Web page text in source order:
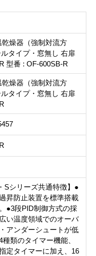
乾燥器（強制対流方
タイプ・窓無し 右扉
型番 : OF-600SB-R
乾燥器（強制対流方
タイプ・窓無し 右扉
Sシリーズ共通特徴】●
昇防止装置を標準搭載
●3段PID制御方式の採
い温度領域でのオーバ
アンダーシュートが低
類のタイマー機能、
定タイマーに加え、16